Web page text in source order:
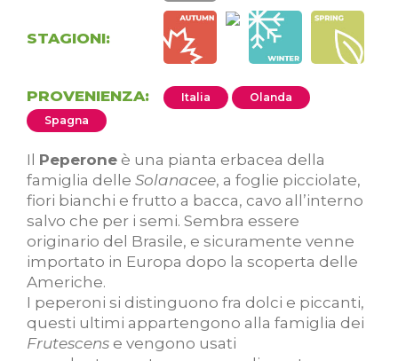
STAGIONI:
PROVENIENZA: Italia
Olanda
Spagna
Il Peperone è una pianta erbacea della
famiglia delle Solanacee, a foglie picciolate,
fiori bianchi e frutto a bacca, cavo all’interno
salvo che per i semi. Sembra essere
originario del Brasile, e sicuramente venne
importato in Europa dopo la scoperta delle
Americhe.
I peperoni si distinguono fra dolci e piccanti,
questi ultimi appartengono alla famiglia dei
Frutescens e vengono usati